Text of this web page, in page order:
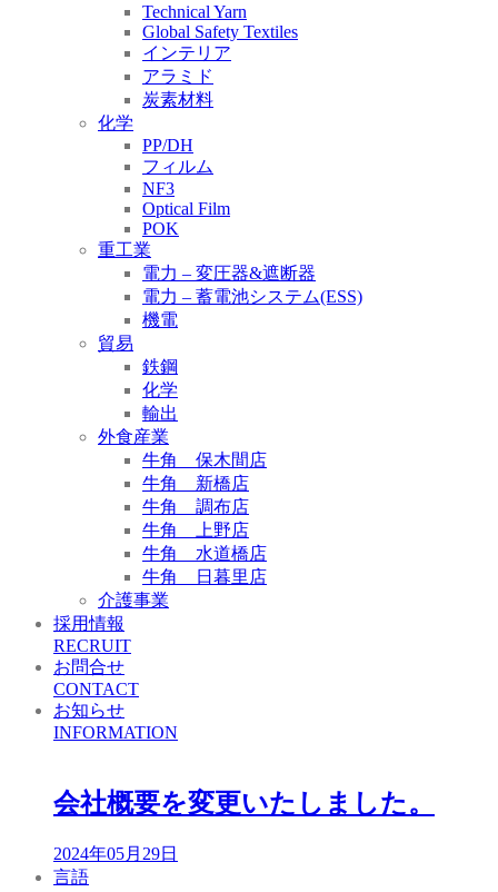
Technical Yarn
Global Safety Textiles
インテリア
アラミド
炭素材料
化学
PP/DH
フィルム
NF3
Optical Film
POK
重工業
電力 – 変圧器&遮断器
電力 – 蓄電池システム(ESS)
機電
貿易
鉄鋼
化学
輸出
外食産業
牛角 保木間店
牛角 新橋店
牛角 調布店
牛角 上野店
牛角 水道橋店
牛角 日暮里店
介護事業
採用情報
RECRUIT
お問合せ
CONTACT
お知らせ
INFORMATION
会社概要を変更いたしました。
2024年05月29日
言語